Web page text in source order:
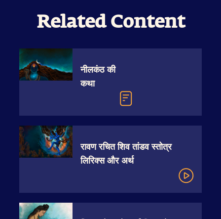
Related Content
नीलकंठ की
कथा
रावण रचित शिव तांडव स्तोत्र
लिरिक्स और अर्थ